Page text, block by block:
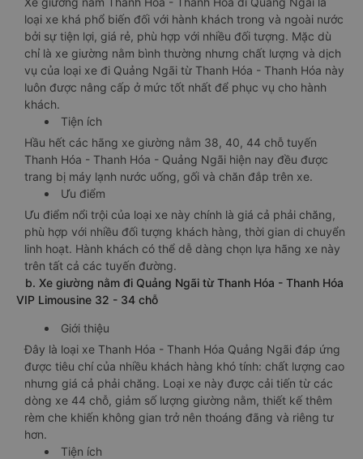
loại xe khá phổ biến đối với hành khách trong và ngoài nước
bởi sự tiện lợi, giá rẻ, phù hợp với nhiều đối tượng. Mặc dù
chỉ là xe giường nằm bình thường nhưng chất lượng và dịch
vụ của loại xe đi Quảng Ngãi từ Thanh Hóa - Thanh Hóa này
luôn được nâng cấp ở mức tốt nhất để phục vụ cho hành
khách.
Tiện ích
Hầu hết các hãng xe giường nằm 38, 40, 44 chỗ tuyến
Thanh Hóa - Thanh Hóa - Quảng Ngãi hiện nay đều được
trang bị máy lạnh nước uống, gối và chăn đắp trên xe.
Ưu điểm
Ưu điểm nổi trội của loại xe này chính là giá cả phải chăng,
phù hợp với nhiều đối tượng khách hàng, thời gian di chuyển
linh hoạt. Hành khách có thể dễ dàng chọn lựa hãng xe này
trên tất cả các tuyến đường.
b. Xe giường nằm đi Quảng Ngãi từ Thanh Hóa - Thanh Hóa
VIP Limousine 32 - 34 chỗ
Giới thiệu
Đây là loại xe Thanh Hóa - Thanh Hóa Quảng Ngãi đáp ứng
được tiêu chí của nhiều khách hàng khó tính: chất lượng cao
nhưng giá cả phải chăng. Loại xe này được cải tiến từ các
dòng xe 44 chỗ, giảm số lượng giường nằm, thiết kế thêm
rèm che khiến không gian trở nên thoáng đãng và riêng tư
hơn.
Tiện ích